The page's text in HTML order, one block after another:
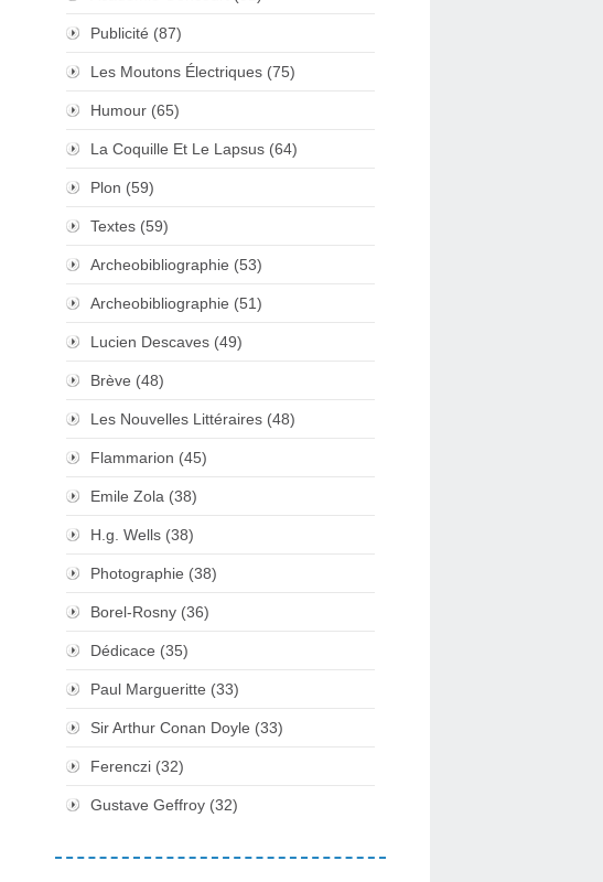
Publicité (87)
Les Moutons Électriques (75)
Humour (65)
La Coquille Et Le Lapsus (64)
Plon (59)
Textes (59)
Archeobibliographie (53)
Archeobibliographie (51)
Lucien Descaves (49)
Brève (48)
Les Nouvelles Littéraires (48)
Flammarion (45)
Emile Zola (38)
H.g. Wells (38)
Photographie (38)
Borel-Rosny (36)
Dédicace (35)
Paul Margueritte (33)
Sir Arthur Conan Doyle (33)
Ferenczi (32)
Gustave Geffroy (32)